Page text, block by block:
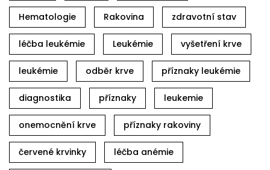
Hematologie Rakovina zdravotní stav
léčba leukémie Leukémie vyšetření krve
leukémie odběr krve příznaky leukémie
diagnostika příznaky leukemie
onemocnění krve příznaky rakoviny
červené krvinky léčba anémie